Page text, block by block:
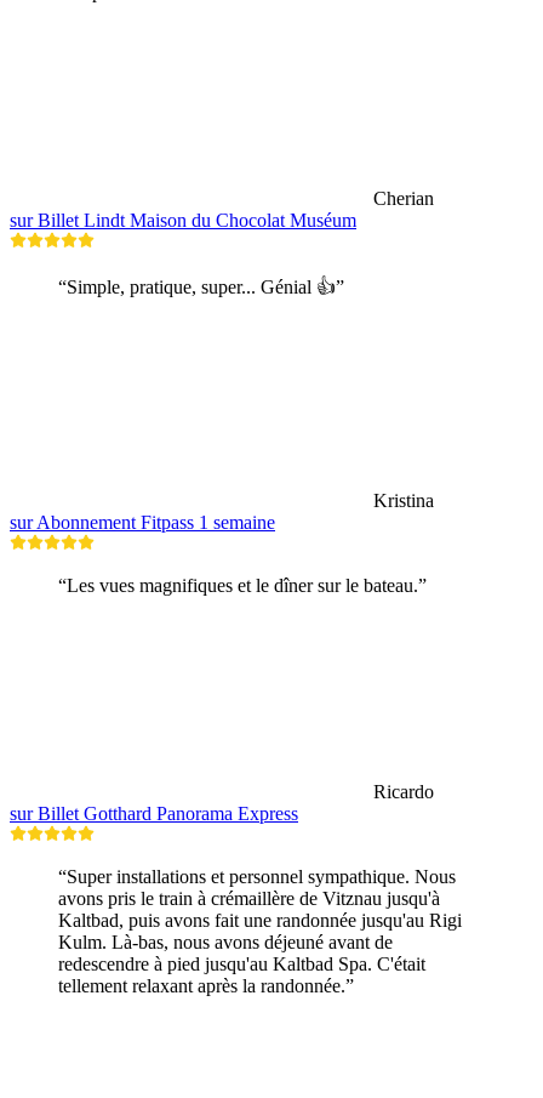
Cherian
sur Billet Lindt Maison du Chocolat Muséum
“Simple, pratique, super... Génial 👍”
Kristina
sur Abonnement Fitpass 1 semaine
“Les vues magnifiques et le dîner sur le bateau.”
Ricardo
sur Billet Gotthard Panorama Express
“Super installations et personnel sympathique. Nous
avons pris le train à crémaillère de Vitznau jusqu'à
Kaltbad, puis avons fait une randonnée jusqu'au Rigi
Kulm. Là-bas, nous avons déjeuné avant de
redescendre à pied jusqu'au Kaltbad Spa. C'était
tellement relaxant après la randonnée.”